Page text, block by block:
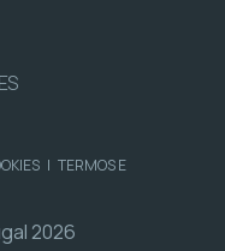
| TERMOS E
2026